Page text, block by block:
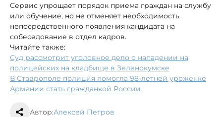
Сервис упрощает порядок приема граждан на службу
или обучение, но не отменяет необходимость
непосредственного появления кандидата на
собеседование в отдел кадров.
Читайте также:
Суд рассмотрит уголовное дело о нападении на
полицейских на кладбище в Зеленокумске
В Ставрополе полиция помогла 98-летней уроженке
Армении стать гражданкой России
Автор:Алексей Петров